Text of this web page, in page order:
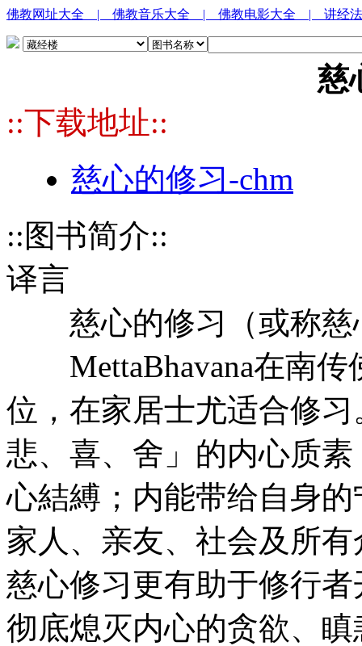
佛教网址大全 | 佛教音乐大全 | 佛教电影大全 | 讲经
慈
::下载地址::
慈心的修习-chm
::图书简介::
译言
慈心的修习（或称慈
MettaBhavana在南传
位，在家居士尤适合修
悲、喜、舍」的内心质
心結縛；内能带给自身
家人、亲友、社会及所
慈心修习更有助于修行
彻底熄灭内心的贪欲、